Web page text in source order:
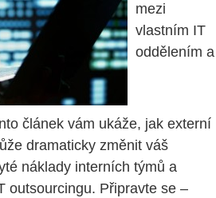
mezi
vlastním IT
oddělením a
článek vám ukáže, jak externí
dramaticky změnit váš
náklady interních týmů a
outsourcingu. Připravte se –